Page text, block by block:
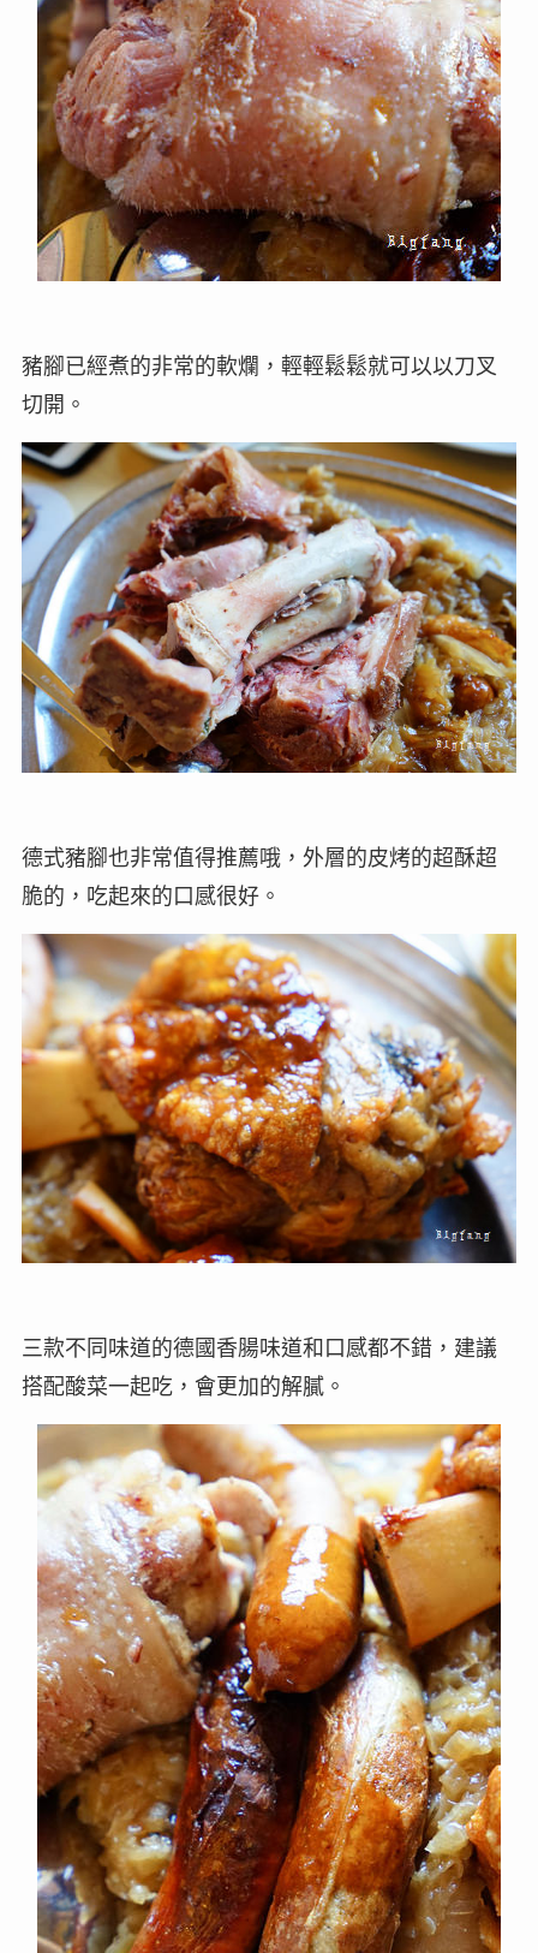
豬腳已經煮的非常的軟爛，輕輕鬆鬆就可以以刀叉
切開。
德式豬腳也非常值得推薦哦，外層的皮烤的超酥超
脆的，吃起來的口感很好。
三款不同味道的德國香腸味道和口感都不錯，建議
搭配酸菜一起吃，會更加的解膩。